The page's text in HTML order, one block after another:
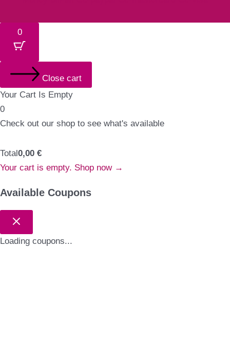
0
Close cart
Your Cart Is Empty
0
Check out our shop to see what's available
Total0,00 €
Your cart is empty. Shop now →
Available Coupons
Loading coupons...